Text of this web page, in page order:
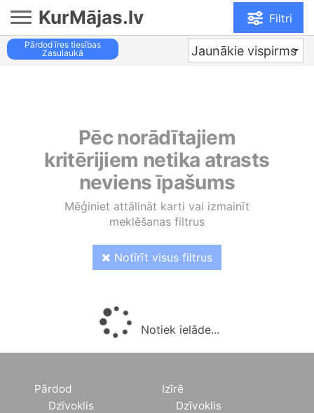
KurMājas.lv Filtri
Pārdod īres tiesības
Zasulaukā
Jaunākie vispirms
Pēc norādītajiem
kritērijiem netika atrasts
neviens īpašums
Mēģiniet attālināt karti vai izmainīt
meklēšanas filtrus
Notīrīt visus filtrus
Notiek ielāde...
Pārdod
Dzīvoklis
Izīrē
Dzīvoklis